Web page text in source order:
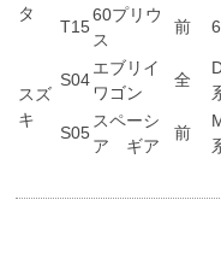
タ
T15
60プリウ
ス
前
スズ
キ
S04
エブリイ
ワゴン
全
S05
スペーシ
ア ギア
前